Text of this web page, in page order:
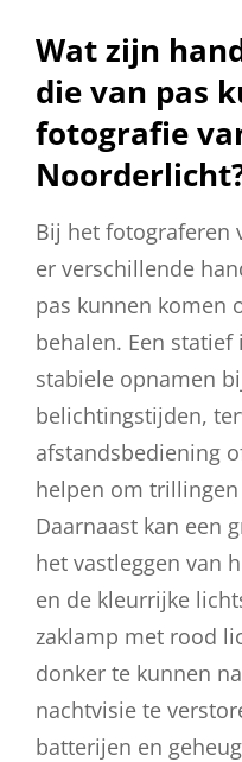
Wat zijn
die van pas
fotografie
Bij het fotograferen
er verschillende
pas kunnen komen
behalen. Een
stabiele opnamen
belichtingstijden,
afstandsbediening
helpen om
Daarnaast kan een
het vastleggen van
en de kleurrijke
zaklamp met rood
donker te kunnen
nachtvisie te
batterijen en